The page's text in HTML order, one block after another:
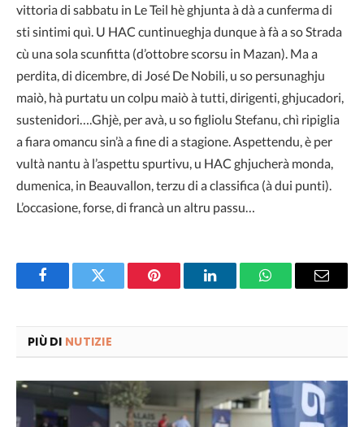
vittoria di sabbatu in Le Teil hè ghjunta à dà a cunferma di
sti sintimi quì. U HAC cuntinueghja dunque à fà a so Strada
cù una sola scunfitta (d’ottobre scorsu in Mazan). Ma a
perdita, di dicembre, di José De Nobili, u so persunaghju
maiò, hà purtatu un colpu maiò à tutti, dirigenti, ghjucadori,
sustenidori….Ghjè, per avà, u so figliolu Stefanu, chì ripiglia
a fiara omancu sin’à a fine di a stagione. Aspettendu, è per
vultà nantu à l’aspettu spurtivu, u HAC ghjucherà monda,
dumenica, in Beauvallon, terzu di a classifica (à dui punti).
L’occasione, forse, di francà un altru passu…
FacebookTwitter Pinterest LinkedInWhatsAppEmail
PIÙ DI NUTIZIE